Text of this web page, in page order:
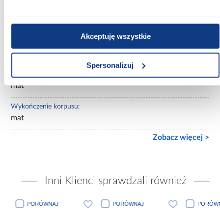
Akceptuję wszystkie
Spersonalizuj
3-drzwiowa
mat
Wykończenie korpusu:
mat
Zobacz więcej >
Inni Klienci sprawdzali również
PORÓWNAJ PORÓWNAJ